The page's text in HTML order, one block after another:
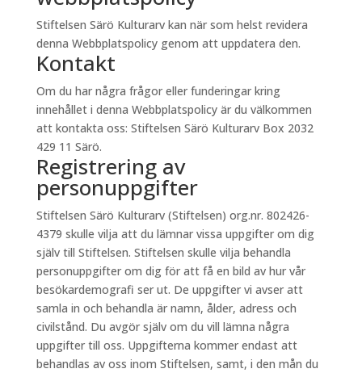
Stiftelsen Särö Kulturarv kan när som helst revidera
denna Webbplatspolicy genom att uppdatera den.
Kontakt
Om du har några frågor eller funderingar kring
innehållet i denna Webbplatspolicy är du välkommen
att kontakta oss: Stiftelsen Särö Kulturarv Box 2032
429 11 Särö.
Registrering av
personuppgifter
Stiftelsen Särö Kulturarv (Stiftelsen) org.nr. 802426-
4379 skulle vilja att du lämnar vissa uppgifter om dig
själv till Stiftelsen. Stiftelsen skulle vilja behandla
personuppgifter om dig för att få en bild av hur vår
besökardemografi ser ut. De uppgifter vi avser att
samla in och behandla är namn, ålder, adress och
civilstånd. Du avgör själv om du vill lämna några
uppgifter till oss. Uppgifterna kommer endast att
behandlas av oss inom Stiftelsen, samt, i den mån du